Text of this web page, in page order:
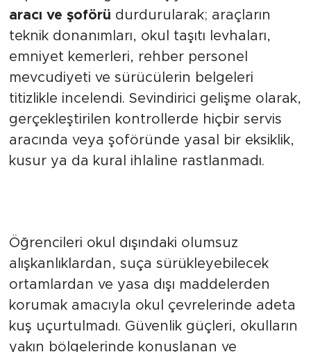
aracı ve şoförü durdurularak; araçların
teknik donanımları, okul taşıtı levhaları,
emniyet kemerleri, rehber personel
mevcudiyeti ve sürücülerin belgeleri
titizlikle incelendi. Sevindirici gelişme olarak,
gerçekleştirilen kontrollerde hiçbir servis
aracında veya şoföründe yasal bir eksiklik,
kusur ya da kural ihlaline rastlanmadı.
Öğrencileri okul dışındaki olumsuz
alışkanlıklardan, suça sürükleyebilecek
ortamlardan ve yasa dışı maddelerden
korumak amacıyla okul çevrelerinde adeta
kuş uçurtulmadı. Güvenlik güçleri, okulların
yakın bölgelerinde konuşlanan ve